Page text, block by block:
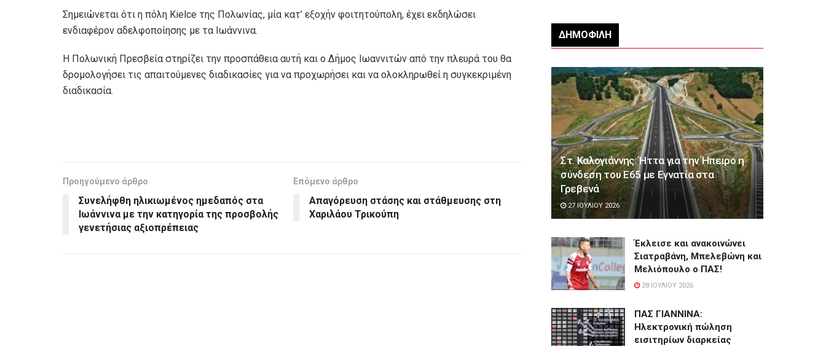
Σημειώνεται ότι η πόλη Kielce της Πολωνίας, μία κατ’ εξοχήν φοιτητούπολη, έχει εκδηλώσει
ενδιαφέρον αδελφοποίησης με τα Ιωάννινα.
Η Πολωνική Πρεσβεία στηρίζει την προσπάθεια αυτή και ο Δήμος Ιωαννιτών από την πλευρά του θα
δρομολογήσει τις απαιτούμενες διαδικασίες για να προχωρήσει και να ολοκληρωθεί η συγκεκριμένη
διαδικασία.
Προηγούμενο άρθρο
Συνελήφθη ηλικιωμένος ημεδαπός στα
Ιωάννινα με την κατηγορία της προσβολής
γενετήσιας αξιοπρέπειας
Επόμενο άρθρο
Απαγόρευση στάσης και στάθμευσης στη
Χαριλάου Τρικούπη
ΔΗΜΟΦΙΛΉ
Στ. Καλογιάννης: Ήττα για την Ήπειρο η
σύνδεση του Ε65 με Εγνατία στα
Γρεβενά
27 ΙΟΥΛΊΟΥ 2026
Έκλεισε και ανακοινώνει
Σιατραβάνη, Μπελεβώνη και
Μελιόπουλο ο ΠΑΣ!
28 ΙΟΥΛΊΟΥ 2026
ΠΑΣ ΓΙΑΝΝΙΝΑ:
Hλεκτρονική πώληση
εισιτηρίων διαρκείας